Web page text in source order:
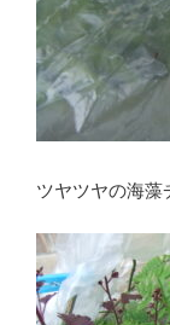
ツヤツヤの海藻